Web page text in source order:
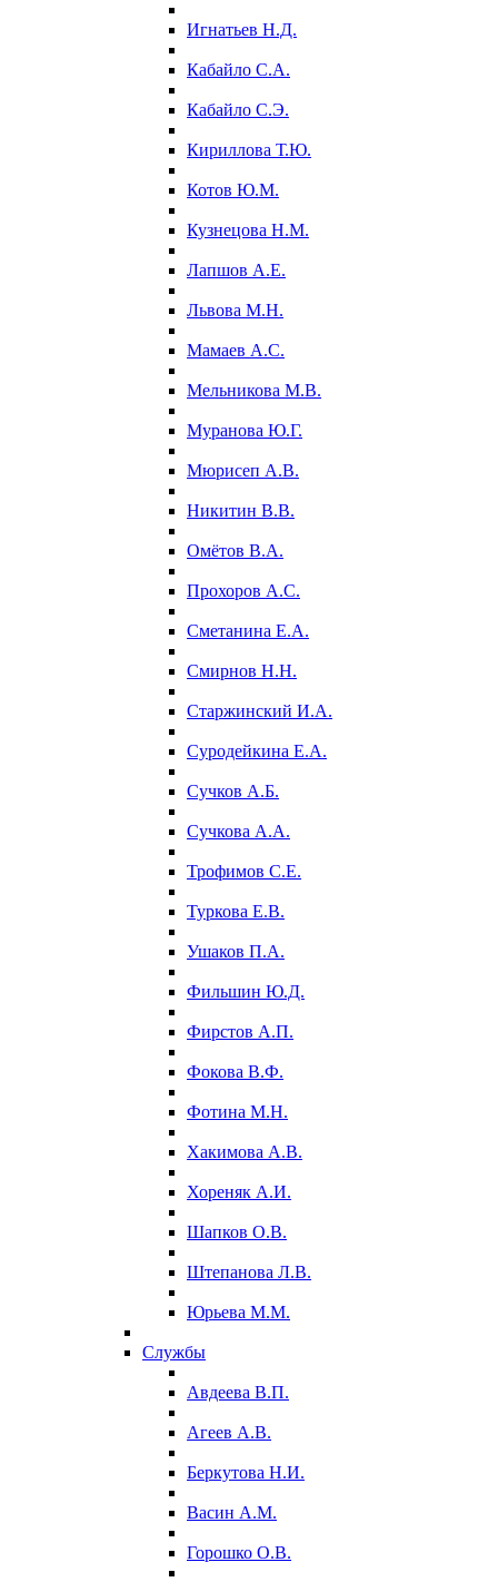
Игнатьев Н.Д.
Кабайло С.А.
Кабайло С.Э.
Кириллова Т.Ю.
Котов Ю.М.
Кузнецова Н.М.
Лапшов А.Е.
Львова М.Н.
Мамаев А.С.
Мельникова М.В.
Муранова Ю.Г.
Мюрисеп А.В.
Никитин В.В.
Омётов В.А.
Прохоров А.С.
Сметанина Е.А.
Смирнов Н.Н.
Старжинский И.А.
Суродейкина Е.А.
Сучков А.Б.
Сучкова А.А.
Трофимов С.Е.
Туркова Е.В.
Ушаков П.А.
Фильшин Ю.Д.
Фирстов А.П.
Фокова В.Ф.
Фотина М.Н.
Хакимова А.В.
Хореняк А.И.
Шапков О.В.
Штепанова Л.В.
Юрьева М.М.
Службы
Авдеева В.П.
Агеев А.В.
Беркутова Н.И.
Васин А.М.
Горошко О.В.